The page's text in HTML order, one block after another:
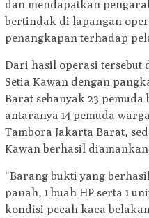
dan mendapatkan
bertindak di lapangan
penangkapan terhadap
Dari hasil operasi tersebut
Setia Kawan dengan
Barat sebanyak 23
antaranya 14 pemuda
Tambora Jakarta Barat,
Kawan berhasil
“Barang bukti yang
panah, 1 buah HP serta 1
kondisi pecah kaca